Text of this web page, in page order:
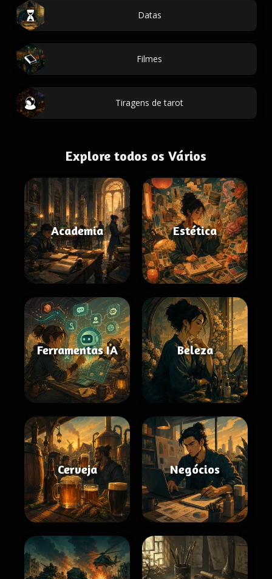
Datas
Filmes
Tiragens de tarot
Explore todos os Vários
Academia Estética
Ferramentas IA Beleza
Cerveja Negócios